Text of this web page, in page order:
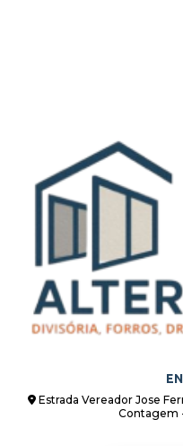
Estrada Vereador Jose
Contagem